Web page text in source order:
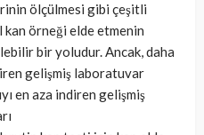
ölçülmesi gibi çeşitli
örneği elde etmenin
bir yoludur. Ancak, daha
gelişmiş laboratuvar
en aza indiren gelişmiş